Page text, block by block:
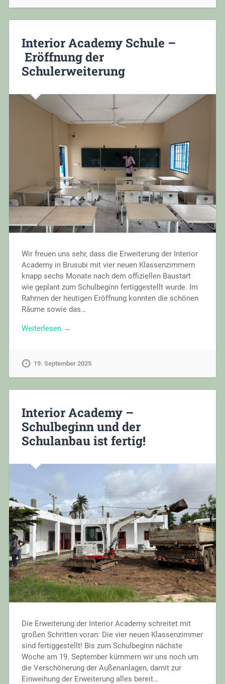
Interior Academy Schule –
Eröffnung der
Schulerweiterung
Wir freuen uns sehr, dass die Erweiterung der Interior
Academy in Brusubi mit vier neuen Klassenzimmern
knapp sechs Monate nach dem offiziellen Baustart
wie geplant zum Schulbeginn fertiggestellt wurde. Im
Rahmen der heutigen Eröffnung konnten die schönen
Räume sowie das…
Weiterlesen →
19. September 2025
Interior Academy –
Schulbeginn und der
Schulanbau ist fertig!
Die Erweiterung der Interior Academy schreitet mit
großen Schritten voran: Die vier neuen Klassenzimmer
sind fertiggestellt! Bis zum Schulbeginn nächste
Woche am 19. September kümmern wir uns noch um
die Verschönerung der Außenanlagen, damit zur
Einweihung der Erweiterung alles bereit…